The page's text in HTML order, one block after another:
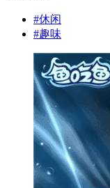
#休闲
#趣味